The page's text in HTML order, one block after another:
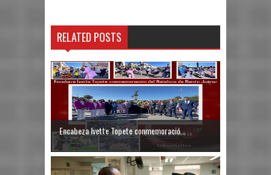
RELATED POSTS
Encabeza Ivette Topete conmemoració...